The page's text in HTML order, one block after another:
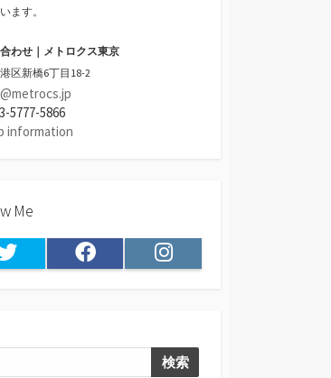
ます。
わせ｜メトロクス東京
区新橋6丁目18-2
5777-5866
information
Me
Twitter Facebook Instagram
検索